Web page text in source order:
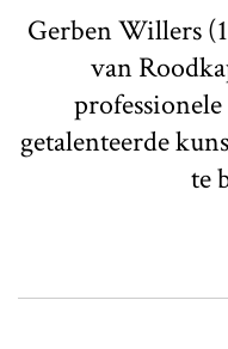
Gerben Willers
van
getalenteerde
te